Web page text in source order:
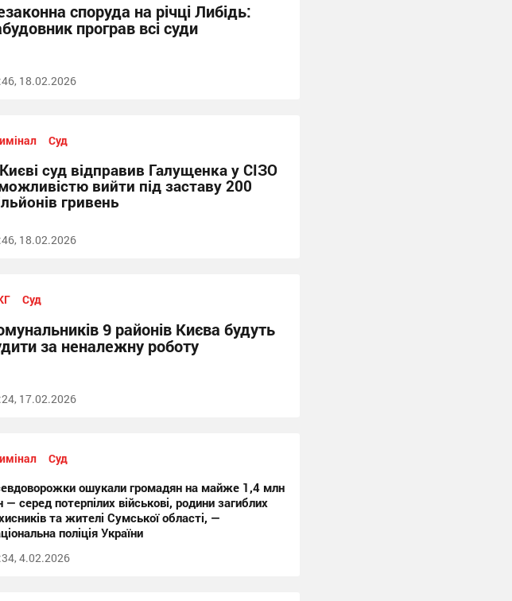
споруда на річці Либідь:
програв всі суди
18.02.2026
Суд
суд відправив Галущенка у СІЗО
вийти під заставу 200
гривень
18.02.2026
Суд
9 районів Києва будуть
за неналежну роботу
17.02.2026
Суд
ошукали громадян на майже 1,4 млн
— серед потерпілих військові, родини загиблих
та жителі Сумської області, —
поліція України
4.02.2026